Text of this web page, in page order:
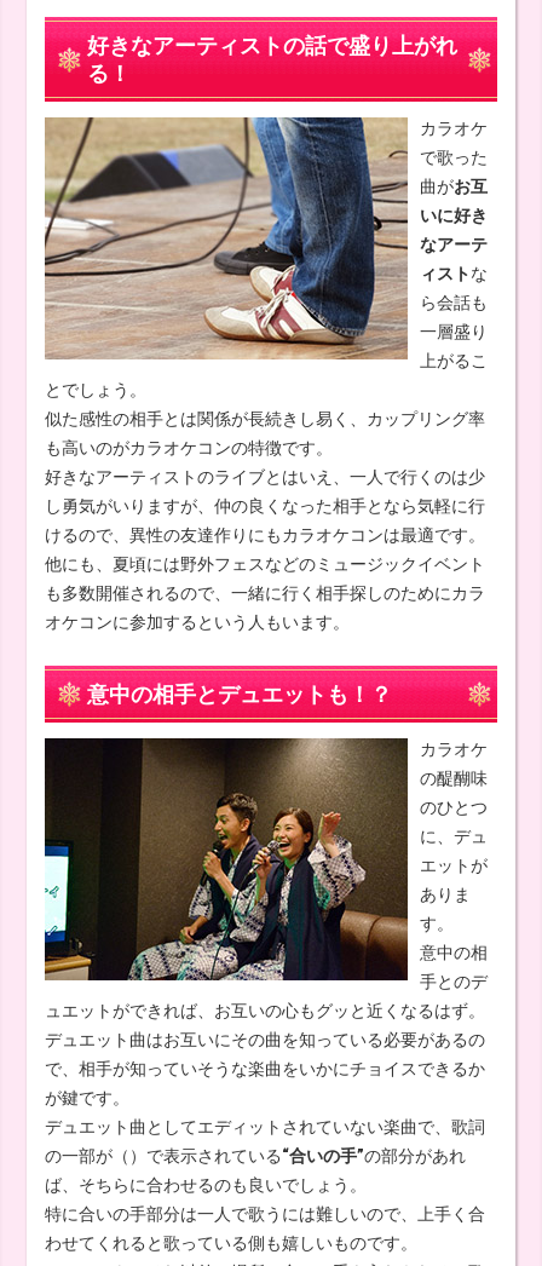
好きなアーティストの話で盛り上がれ
る！
カラオケ
で歌った
曲がお互
いに好き
なアーテ
ィストな
ら会話も
一層盛り
上がるこ
とでしょう。
似た感性の相手とは関係が長続きし易く、カップリング率
も高いのがカラオケコンの特徴です。
好きなアーティストのライブとはいえ、一人で行くのは少
し勇気がいりますが、仲の良くなった相手となら気軽に行
けるので、異性の友達作りにもカラオケコンは最適です。
他にも、夏頃には野外フェスなどのミュージックイベント
も多数開催されるので、一緒に行く相手探しのためにカラ
オケコンに参加するという人もいます。
意中の相手とデュエットも！？
カラオケ
の醍醐味
のひとつ
に、デュ
エットが
ありま
す。
意中の相
手とのデ
ュエットができれば、お互いの心もグッと近くなるはず。
デュエット曲はお互いにその曲を知っている必要があるの
で、相手が知っていそうな楽曲をいかにチョイスできるか
が鍵です。
デュエット曲としてエディットされていない楽曲で、歌詞
の一部が（）で表示されている“合いの手”の部分があれ
ば、そちらに合わせるのも良いでしょう。
特に合いの手部分は一人で歌うには難しいので、上手く合
わせてくれると歌っている側も嬉しいものです。